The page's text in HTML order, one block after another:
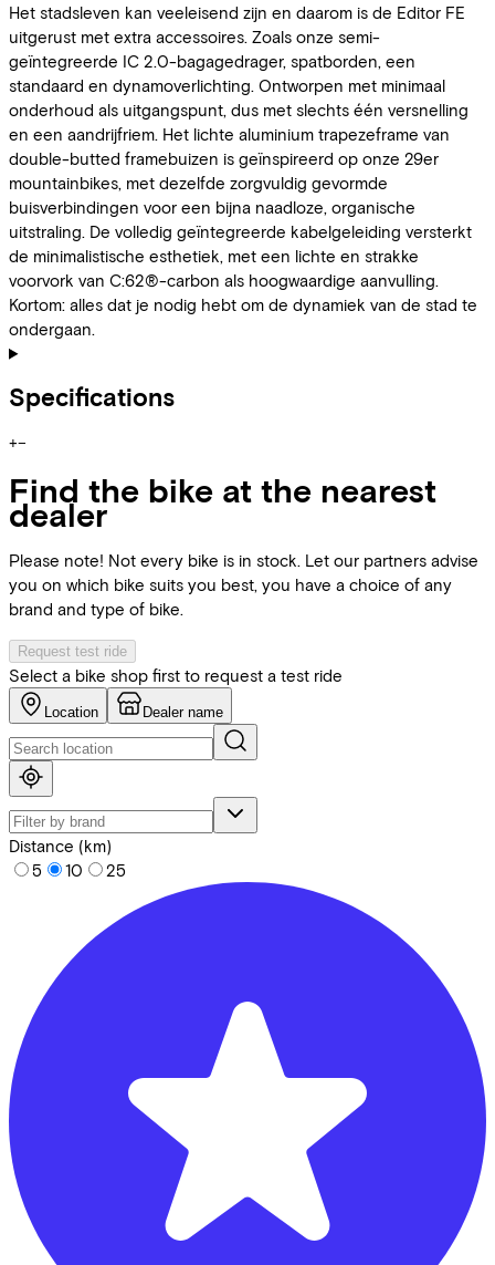
Het stadsleven kan veeleisend zijn en daarom is de Editor FE
uitgerust met extra accessoires. Zoals onze semi-
geïntegreerde IC 2.0-bagagedrager, spatborden, een
standaard en dynamoverlichting. Ontworpen met minimaal
onderhoud als uitgangspunt, dus met slechts één versnelling
en een aandrijfriem. Het lichte aluminium trapezeframe van
double-butted framebuizen is geïnspireerd op onze 29er
mountainbikes, met dezelfde zorgvuldig gevormde
buisverbindingen voor een bijna naadloze, organische
uitstraling. De volledig geïntegreerde kabelgeleiding versterkt
de minimalistische esthetiek, met een lichte en strakke
voorvork van C:62®-carbon als hoogwaardige aanvulling.
Kortom: alles dat je nodig hebt om de dynamiek van de stad te
ondergaan.
Specifications
+−
Find the bike at the nearest
dealer
Please note! Not every bike is in stock. Let our partners advise
you on which bike suits you best, you have a choice of any
brand and type of bike.
Request test ride
Select a bike shop first to request a test ride
Location Dealer name
Distance (km)
5
10 25